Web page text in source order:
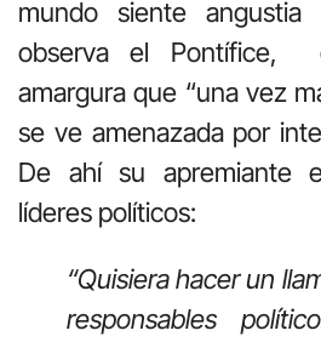
mundo siente angustia
observa el Pontífice,
amargura que “una vez
se ve amenazada por
De ahí su apremiante
líderes políticos:
“Quisiera hacer un
responsables